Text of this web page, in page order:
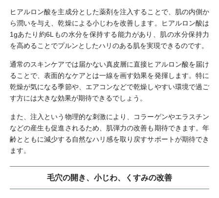
ヒアルロン酸を主成分とした薬剤を注入することで、肌の内側か
ら潤いを与え、乾燥による小じわを改善します。ヒアルロン酸は
1gあたり約6Lもの水分を保持する能力があり、肌の水分保持力
を高めることでプルンとしたハリのある肌を実現できるのです。
通常のスキンケアでは届かない真皮層に直接ヒアルロン酸を届け
ることで、表面的なケアとは一線を画す効果を発揮します。特に
乾燥が気になる季節や、エアコンなどで乾燥しやすい環境で過ご
す方には大きな効果が期待できるでしょう。
また、注入という物理的な刺激により、コラーゲンやエラスチン
などの産生も促進されるため、肌弾力の改善も期待できます。年
齢とともに減少する自然なハリ感を取り戻すサポートが期待でき
ます。
毛穴の開き、小じわ、くすみの改善